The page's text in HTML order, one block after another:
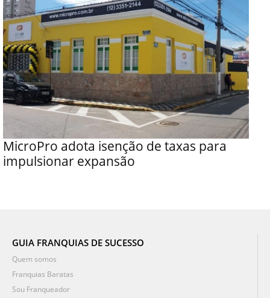
MicroPro adota isenção de taxas para
impulsionar expansão
GUIA FRANQUIAS DE SUCESSO
Quem somos
Franquias Baratas
Sou Franqueador